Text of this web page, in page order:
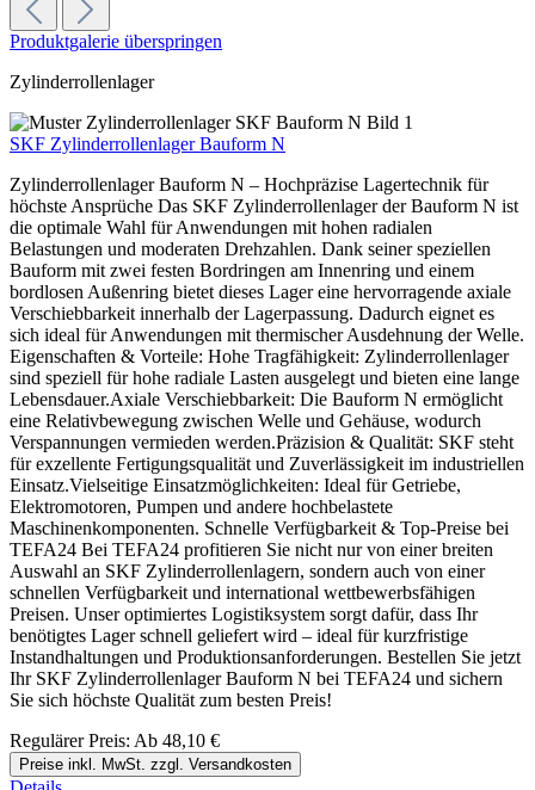
Produktgalerie überspringen
Zylinderrollenlager
SKF Zylinderrollenlager Bauform N
Zylinderrollenlager Bauform N – Hochpräzise Lagertechnik für
höchste Ansprüche Das SKF Zylinderrollenlager der Bauform N ist
die optimale Wahl für Anwendungen mit hohen radialen
Belastungen und moderaten Drehzahlen. Dank seiner speziellen
Bauform mit zwei festen Bordringen am Innenring und einem
bordlosen Außenring bietet dieses Lager eine hervorragende axiale
Verschiebbarkeit innerhalb der Lagerpassung. Dadurch eignet es
sich ideal für Anwendungen mit thermischer Ausdehnung der Welle.
Eigenschaften & Vorteile: Hohe Tragfähigkeit: Zylinderrollenlager
sind speziell für hohe radiale Lasten ausgelegt und bieten eine lange
Lebensdauer.Axiale Verschiebbarkeit: Die Bauform N ermöglicht
eine Relativbewegung zwischen Welle und Gehäuse, wodurch
Verspannungen vermieden werden.Präzision & Qualität: SKF steht
für exzellente Fertigungsqualität und Zuverlässigkeit im industriellen
Einsatz.Vielseitige Einsatzmöglichkeiten: Ideal für Getriebe,
Elektromotoren, Pumpen und andere hochbelastete
Maschinenkomponenten. Schnelle Verfügbarkeit & Top-Preise bei
TEFA24 Bei TEFA24 profitieren Sie nicht nur von einer breiten
Auswahl an SKF Zylinderrollenlagern, sondern auch von einer
schnellen Verfügbarkeit und international wettbewerbsfähigen
Preisen. Unser optimiertes Logistiksystem sorgt dafür, dass Ihr
benötigtes Lager schnell geliefert wird – ideal für kurzfristige
Instandhaltungen und Produktionsanforderungen. Bestellen Sie jetzt
Ihr SKF Zylinderrollenlager Bauform N bei TEFA24 und sichern
Sie sich höchste Qualität zum besten Preis!
Regulärer Preis: Ab 48,10 €
Preise inkl. MwSt. zzgl. Versandkosten